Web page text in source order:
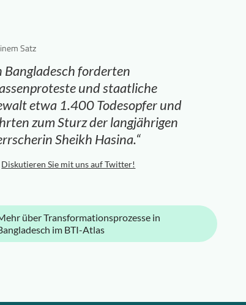
Satz
Bangladesch forderten
und staatliche
etwa 1.400 Todesopfer und
zum Sturz der langjährigen
Sheikh Hasina.“
Diskutieren Sie mit uns auf Twitter!
über Transformationsprozesse in
im BTI-Atlas